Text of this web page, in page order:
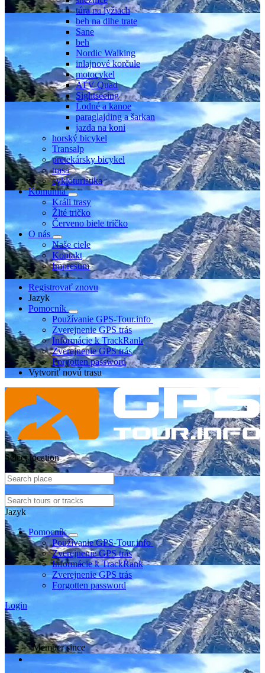
túra na lyžiach
beh na dlhe trate
Sane
beh
Nordic Walking
inlajnové korčule
motocykel
ATV-Quad
Sightseeing
Lodné a kanoe
paraglajding a šarkan
jazda na koni
horský bicykel
Transalp
pretekársky bicykel
trasa
cykloturistika
Komunita
Králi trasy
Žlté tričko
Červeno biele tričko
O nás
Naše ciele
Kontakt
Impresum
Registrovať znovu
Jazyk
Pomocník
Používanie GPS-Tour.info
Zverejnenie GPS trás
Informácie k TrackRank
Zverejnenie GPS trás
Forgotten password
Vytvoriť novú trasu
Select location
Jazyk
Pomocník
Používanie GPS-Tour.info
Zverejnenie GPS trás
Informácie k TrackRank
Zverejnenie GPS trás
Forgotten password
Login
Member since